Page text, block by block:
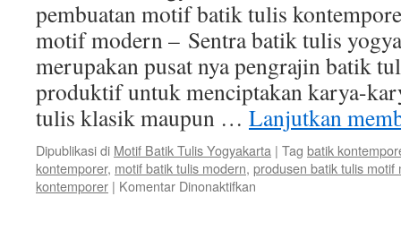
pembuatan motif batik tulis
motif modern – Sentra batik tulis
merupakan pusat nya pengrajin batik
produktif untuk menciptakan karya-
tulis klasik maupun … Lanjutkan
Dipublikasi di Motif Batik Tulis Yogyakarta | Tag batik
kontemporer, motif batik tulis modern, produsen batik tulis motif
kontemporer | Komentar Dinonaktifkan